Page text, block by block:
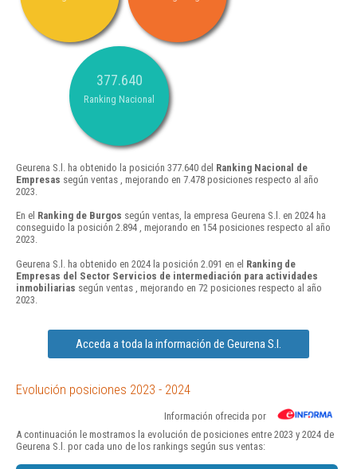
377.640
Ranking Nacional
Geurena S.l. ha obtenido la posición 377.640 del Ranking Nacional de
Empresas según ventas , mejorando en 7.478 posiciones respecto al año
2023.
En el Ranking de Burgos según ventas, la empresa Geurena S.l. en 2024 ha
conseguido la posición 2.894 , mejorando en 154 posiciones respecto al año
2023.
Geurena S.l. ha obtenido en 2024 la posición 2.091 en el Ranking de
Empresas del Sector Servicios de intermediación para actividades
inmobiliarias según ventas , mejorando en 72 posiciones respecto al año
2023.
Acceda a toda la información de Geurena S.l.
Evolución posiciones 2023 - 2024
Información ofrecida por
A continuación le mostramos la evolución de posiciones entre 2023 y 2024 de
Geurena S.l. por cada uno de los rankings según sus ventas: